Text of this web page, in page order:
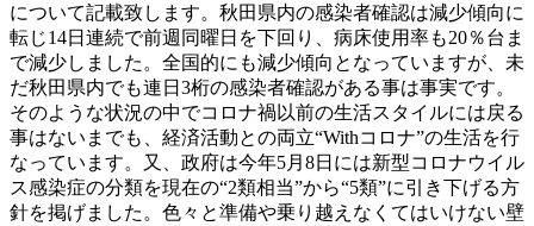
について記載致します。秋田県内の感染者確認は減少傾向に
転じ14日連続で前週同曜日を下回り、病床使用率も20％台ま
で減少しました。全国的にも減少傾向となっていますが、未
だ秋田県内でも連日3桁の感染者確認がある事は事実です。
そのような状況の中でコロナ禍以前の生活スタイルには戻る
事はないまでも、経済活動との両立“Withコロナ”の生活を行
なっています。又、政府は今年5月8日には新型コロナウイル
ス感染症の分類を現在の“2類相当”から“5類”に引き下げる方
針を掲げました。色々と準備や乗り越えなくてはいけない壁